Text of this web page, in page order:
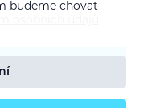
osobních údajů
budeme chovat